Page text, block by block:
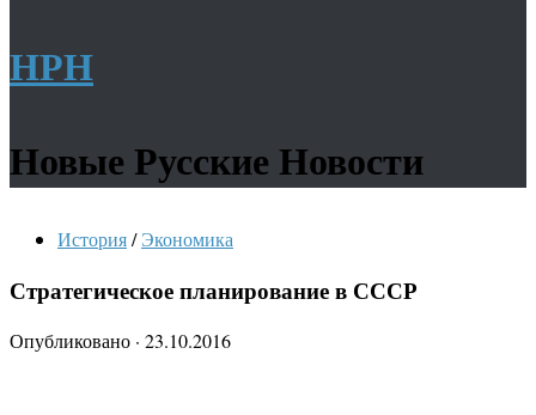
НРН
Новые Русские Новости
История/ Экономика
Стратегическое планирование в СССР
Опубликовано · 23.10.2016